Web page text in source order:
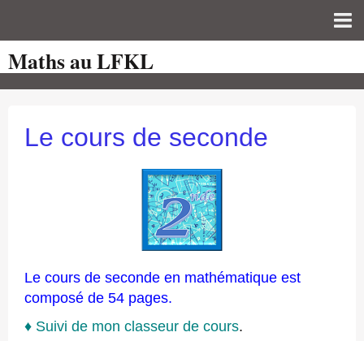
Page d'accueil
Pour les Profs
auto-évaluations
Programmes officiels
Orientation
Maths au LFKL
Le cours de seconde
Le cours de seconde en mathématique est
composé de 54 pages.
♦ Suivi de mon classeur de cours.